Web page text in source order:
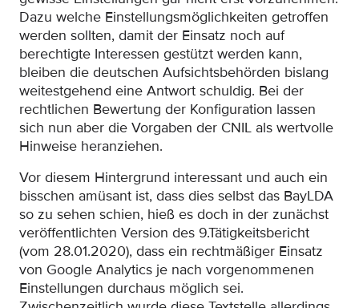
Dazu welche Einstellungsmöglichkeiten getroffen
werden sollten, damit der Einsatz noch auf
berechtigte Interessen gestützt werden kann,
bleiben die deutschen Aufsichtsbehörden bislang
weitestgehend eine Antwort schuldig. Bei der
rechtlichen Bewertung der Konfiguration lassen
sich nun aber die Vorgaben der CNIL als wertvolle
Hinweise heranziehen.
Vor diesem Hintergrund interessant und auch ein
bisschen amüsant ist, dass dies selbst das BayLDA
so zu sehen schien, hieß es doch in der zunächst
veröffentlichten Version des 9.Tätigkeitsbericht
(vom 28.01.2020), dass ein rechtmäßiger Einsatz
von Google Analytics je nach vorgenommenen
Einstellungen durchaus möglich sei.